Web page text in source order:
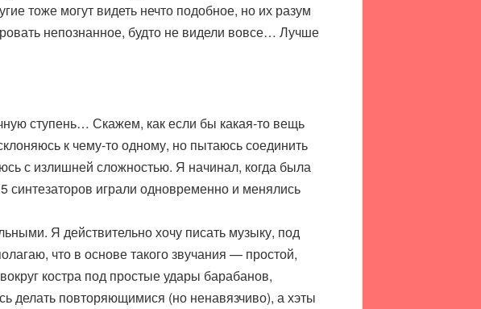
тоже могут видеть нечто подобное, но их разум
непознанное, будто не видели вовсе… Лучше
ступень… Скажем, как если бы какая-то вещь
к чему-то одному, но пытаюсь соединить
с излишней сложностью. Я начинал, когда была
играли одновременно и менялись
Я действительно хочу писать музыку, под
что в основе такого звучания — простой,
костра под простые удары барабанов,
делать повторяющимися (но ненавязчиво), а хэты